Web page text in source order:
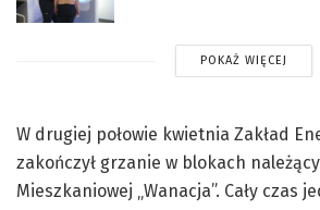
POKAŻ WIĘCEJ
W drugiej połowie kwietnia Zakład
zakończył grzanie w blokach
Mieszkaniowej „Wanacja”. Cały czas